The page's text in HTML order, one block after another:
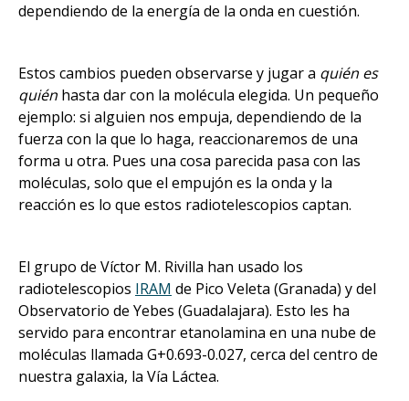
dependiendo de la energía de la onda en cuestión.
Estos cambios pueden observarse y jugar a quién es
quién hasta dar con la molécula elegida. Un pequeño
ejemplo: si alguien nos empuja, dependiendo de la
fuerza con la que lo haga, reaccionaremos de una
forma u otra. Pues una cosa parecida pasa con las
moléculas, solo que el empujón es la onda y la
reacción es lo que estos radiotelescopios captan.
El grupo de Víctor M. Rivilla han usado los
radiotelescopios IRAM de Pico Veleta (Granada) y del
Observatorio de Yebes (Guadalajara). Esto les ha
servido para encontrar etanolamina en una nube de
moléculas llamada G+0.693-0.027, cerca del centro de
nuestra galaxia, la Vía Láctea.